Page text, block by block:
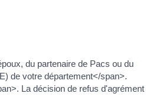
du partenaire de Pacs ou du
de votre département</span>.
La décision de refus d'agrément